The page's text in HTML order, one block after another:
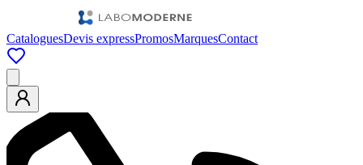
CataloguesDevis expressPromosMarquesContact